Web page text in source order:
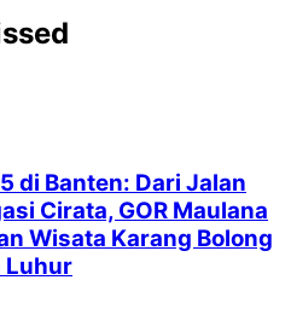
di Banten: Dari Jalan
Cirata, GOR Maulana
Wisata Karang Bolong
Luhur